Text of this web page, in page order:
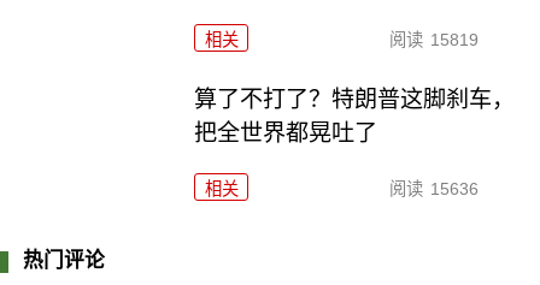
相关 阅读 15819
算了不打了？特朗普这脚刹车，
把全世界都晃吐了
相关 阅读 15636
热门评论